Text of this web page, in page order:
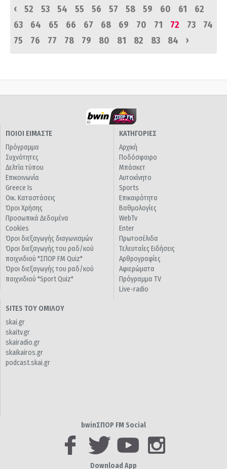
‹
52 53 54 55 56 57 58 59 60 61
62
63
64 65 66 67 68 69 70 71 72 73
74
75
76 77 78 79 80 81 82 83 84 ›
ΠΟΙΟΙ ΕΙΜΑΣΤΕ
Πρόγραμμα
Συχνότητες
Δελτία τύπου
Επικοινωνία
Greece Is
Οικ. Καταστάσεις
Όροι Χρήσης
Προσωπικά Δεδομένα
Cookies
Όροι διεξαγωγής διαγωνισμών
Όροι διεξαγωγής του ραδ/κού
παιχνιδιού "ΣΠΟΡ FM Quiz"
Όροι διεξαγωγής του ραδ/κού
παιχνιδιού "Sport Quiz"
ΚΑΤΗΓΟΡΙΕΣ
Αρχική
Ποδόσφαιρο
Μπάσκετ
Αυτοκίνητο
Sports
Επικαιρότητα
Βαθμολογίες
WebTv
Enter
Πρωτοσέλιδα
Τελευταίες Ειδήσεις
Αρθρογραφίες
Αφιερώματα
Πρόγραμμα TV
Live-radio
SITES ΤΟΥ ΟΜΙΛΟΥ
skai.gr
skaitv.gr
skairadio.gr
skaikairos.gr
podcast.skai.gr
bwinΣΠΟΡ FM Social
Download App